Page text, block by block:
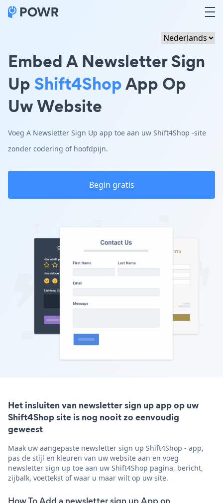
Embed A Newsletter Sign
UpShift4ShopApp Op
Uw Website
Voeg A Newsletter Sign Up app toe aan uw Shift4Shop -site
zonder codering of hoofdpijn.
Begin gratis
Het insluiten van newsletter sign up app op uw
Shift4Shop site is nog nooit zo eenvoudig
geweest
Maak uw aangepaste newsletter sign up Shift4Shop - app,
pas de stijl en kleuren van uw website aan en voeg
newsletter sign up toe aan uw Shift4Shop pagina, bericht,
zijbalk, voettekst of waar u maar wilt op uw site.